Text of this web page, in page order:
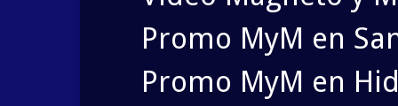
Promo MyM en
Promo MyM en